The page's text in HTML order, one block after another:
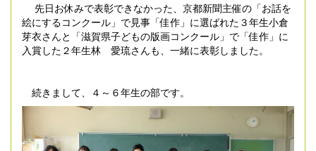
先日お休みで表彰できなかった、京都新聞主催の「お話を
絵にするコンクール」で見事「佳作」に選ばれた３年生小倉
芽衣さんと「滋賀県子どもの版画コンクール」で「佳作」に
入賞した２年生林 愛琉さんも、一緒に表彰しました。
続きまして、４～６年生の部です。